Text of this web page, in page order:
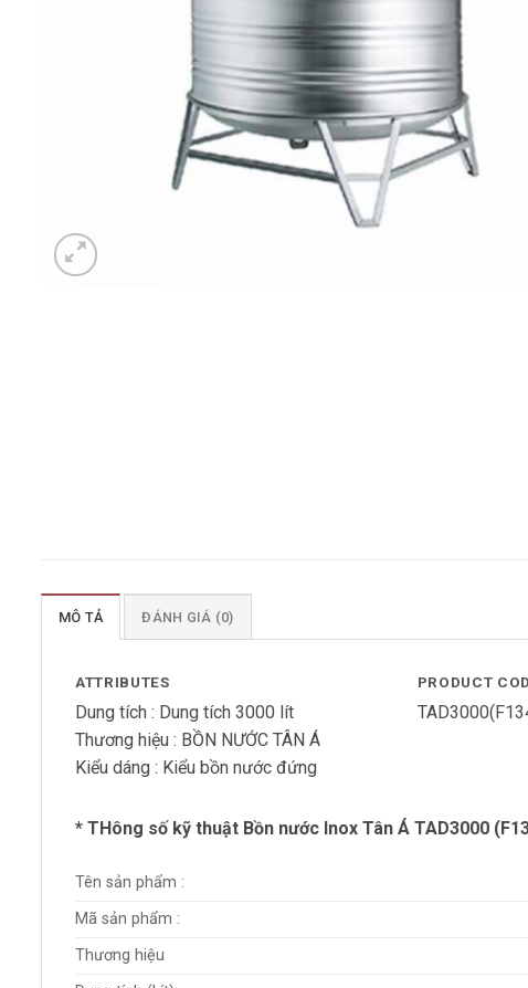
MÔ TẢ ĐÁNH GIÁ (0)
ATTRIBUTES
Dung tích : Dung tích 3000 lít
Thương hiệu : BỒN NƯỚC TÂN Á
Kiểu dáng : Kiểu bồn nước đứng
PRODUCT
* THông số kỹ thuật Bồn nước Inox Tân Á TAD3000
Tên sản phẩm :
Mã sản phẩm :
Thương hiệu